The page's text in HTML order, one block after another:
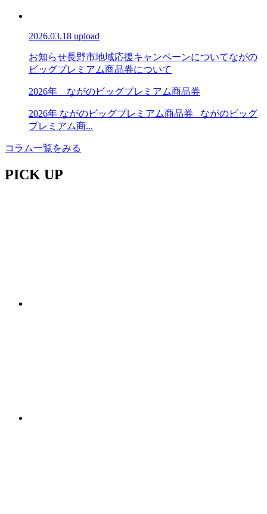
2026.03.18 upload
お知らせ長野市地域応援キャンペーンについてながの
ビッグプレミアム商品券について
2026年 ながのビッグプレミアム商品券
2026年 ながのビッグプレミアム商品券 ながのビッグ
プレミアム商...
コラム一覧をみる
PICK UP